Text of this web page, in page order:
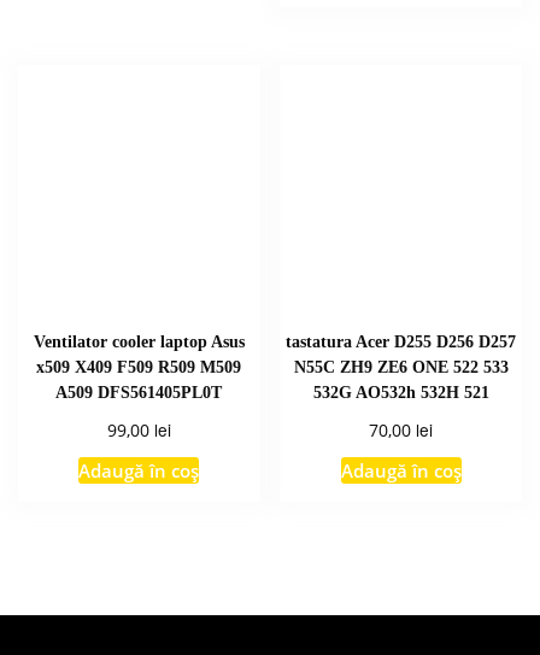
Ventilator cooler laptop Asus
x509 X409 F509 R509 M509
A509 DFS561405PL0T
99,00 lei
Adaugă în coș
tastatura Acer D255 D256 D257
N55C ZH9 ZE6 ONE 522 533
532G AO532h 532H 521
70,00 lei
Adaugă în coș